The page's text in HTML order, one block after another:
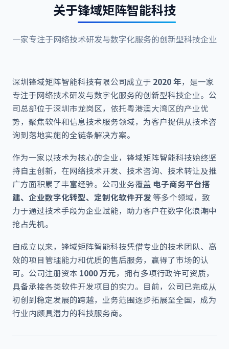
关于锋域矩阵智能科技
一家专注于网络技术研发与数字化服务的创新型科技企业
深圳锋域矩阵智能科技有限公司成立于 2020 年，是一家
专注于网络技术研发与数字化服务的创新型科技企业。公
司总部位于深圳市龙岗区，依托粤港澳大湾区的产业优
势，聚焦软件和信息技术服务领域，为客户提供从技术咨
询到落地实施的全链条解决方案。
作为一家以技术为核心的企业，锋域矩阵智能科技始终坚
持自主创新，在网络技术开发、技术咨询、技术转让及推
广方面积累了丰富经验。公司业务覆盖 电子商务平台搭
建、企业数字化转型、定制化软件开发等多个领域，致
力于通过技术手段为企业赋能，助力客户在数字化浪潮中
抢占先机。
自成立以来，锋域矩阵智能科技凭借专业的技术团队、高
效的项目管理能力和优质的售后服务，赢得了市场的认
可。公司注册资本 1000 万元，拥有多项行政许可资质，
具备承接各类软件开发项目的实力。目前，公司已完成从
初创到稳定发展的跨越，业务范围逐步拓展至全国，成为
行业内颇具潜力的科技服务商。